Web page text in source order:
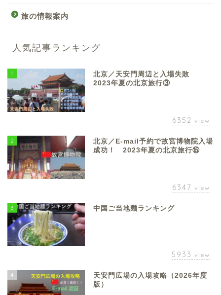
旅の情報案内
人気記事ランキング
1
北京／天安門周辺と入場失敗
2023年夏の北京旅行③
6352 view
2
北京／E-mail予約で故宮博物院入場
成功！ 2023年夏の北京旅行⑮
6347 view
3 中国ご当地麺ランキング
5933 view
4
天安門広場の入場攻略（2026年度
版）